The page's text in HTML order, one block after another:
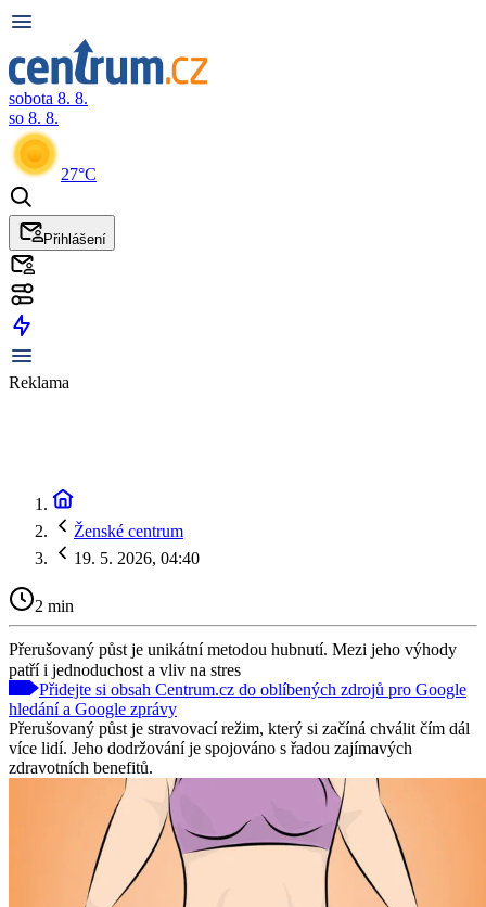
sobota 8. 8.
so 8. 8.
27°C
Přihlášení
Reklama
Ženské centrum
19. 5. 2026, 04:40
2 min
Přerušovaný půst je unikátní metodou hubnutí. Mezi jeho výhody
patří i jednoduchost a vliv na stres
Přidejte si obsah Centrum.cz do oblíbených zdrojů pro Google
hledání a Google zprávy
Přerušovaný půst je stravovací režim, který si začíná chválit čím dál
více lidí. Jeho dodržování je spojováno s řadou zajímavých
zdravotních benefitů.